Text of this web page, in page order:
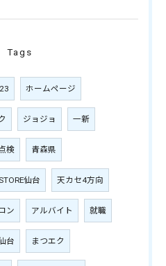
Tags
ホームページ
ジョジョ 一新
検 青森県
仙台 天カセ4方向
ン アルバイト 就職
台 まつエク